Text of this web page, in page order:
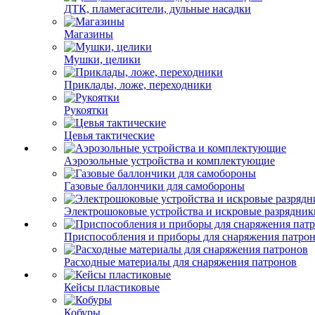
ДТК, пламегасители, дульные насадки
Магазины
Мушки, целики
Приклады, ложе, переходники
Рукоятки
Цевья тактические
Аэрозольные устройства и комплектующие
Газовые баллончики для самобороны
Электрошоковые устройства и искровые
Приспособления и приборы для снаряжения
Расходные материалы для снаряжения патронов
Кейсы пластиковые
Кобуры